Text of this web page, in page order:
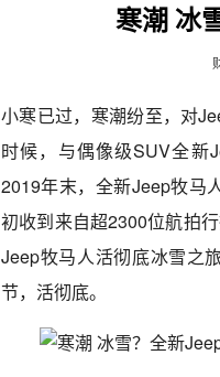
寒潮 冰
小寒已过，寒潮纷至，对
时候，与偶像级SUV全新
2019年末，全新Jeep牧马
初收到来自超2300位航拍
Jeep牧马人活彻底冰雪之
节，活彻底。